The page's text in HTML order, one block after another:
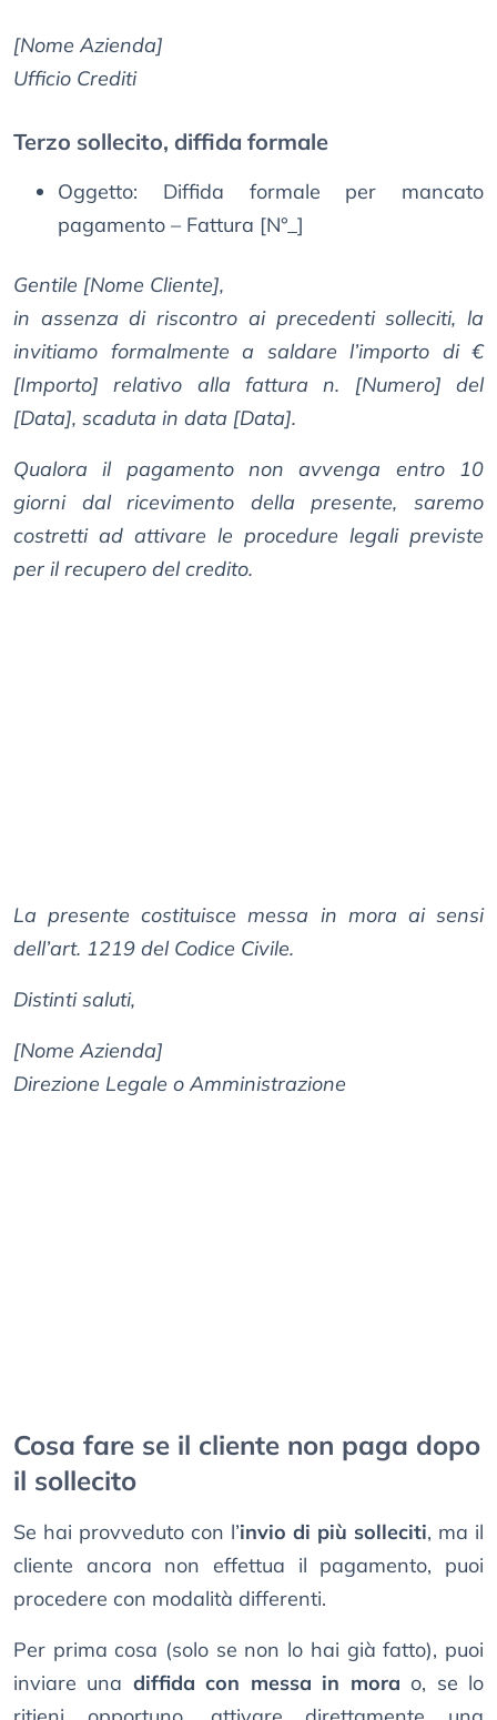
[Nome Azienda]
Ufficio Crediti
Terzo sollecito, diffida formale
Oggetto: Diffida formale per mancato
pagamento – Fattura [N°_]
Gentile [Nome Cliente],
in assenza di riscontro ai precedenti solleciti, la
invitiamo formalmente a saldare l’importo di €
[Importo] relativo alla fattura n. [Numero] del
[Data], scaduta in data [Data].
Qualora il pagamento non avvenga entro 10
giorni dal ricevimento della presente, saremo
costretti ad attivare le procedure legali previste
per il recupero del credito.
La presente costituisce messa in mora ai sensi
dell’art. 1219 del Codice Civile.
Distinti saluti,
[Nome Azienda]
Direzione Legale o Amministrazione
Cosa fare se il cliente non paga dopo
il sollecito
Se hai provveduto con l’invio di più solleciti, ma il
cliente ancora non effettua il pagamento, puoi
procedere con modalità differenti.
Per prima cosa (solo se non lo hai già fatto), puoi
inviare una diffida con messa in mora o, se lo